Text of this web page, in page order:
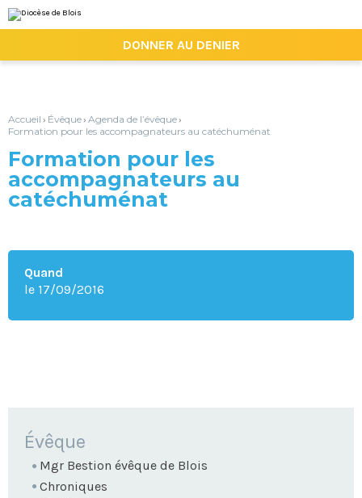
au
contenu.
la
personnels
DONNER AU DENIER
Accueil › Évêque› Agenda de l’évêque›
Formation pour les accompagnateurs au catéchuménat
Formation pour les
accompagnateurs au
catéchuménat
Quand
le 17/09/2016
NAVIGATION
Évêque
Mgr Bestion évêque de Blois
Chroniques